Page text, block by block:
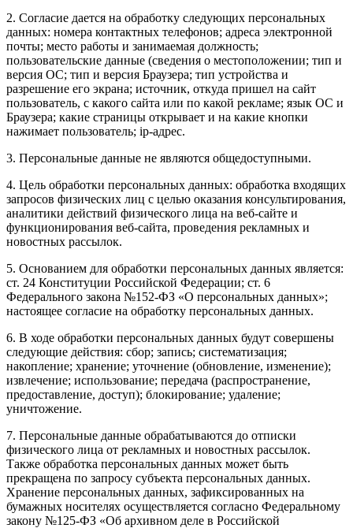
2. Согласие дается на обработку следующих персональных
данных: номера контактных телефонов; адреса электронной
почты; место работы и занимаемая должность;
пользовательские данные (сведения о местоположении; тип и
версия ОС; тип и версия Браузера; тип устройства и
разрешение его экрана; источник, откуда пришел на сайт
пользователь, с какого сайта или по какой рекламе; язык ОС и
Браузера; какие страницы открывает и на какие кнопки
нажимает пользователь; ip-адрес.
3. Персональные данные не являются общедоступными.
4. Цель обработки персональных данных: обработка входящих
запросов физических лиц с целью оказания консультирования,
аналитики действий физического лица на веб-сайте и
функционирования веб-сайта, проведения рекламных и
новостных рассылок.
5. Основанием для обработки персональных данных является:
ст. 24 Конституции Российской Федерации; ст. 6
Федерального закона №152-ФЗ «О персональных данных»;
настоящее согласие на обработку персональных данных.
6. В ходе обработки персональных данных будут совершены
следующие действия: сбор; запись; систематизация;
накопление; хранение; уточнение (обновление, изменение);
извлечение; использование; передача (распространение,
предоставление, доступ); блокирование; удаление;
уничтожение.
7. Персональные данные обрабатываются до отписки
физического лица от рекламных и новостных рассылок.
Также обработка персональных данных может быть
прекращена по запросу субъекта персональных данных.
Хранение персональных данных, зафиксированных на
бумажных носителях осуществляется согласно Федеральному
закону №125-ФЗ «Об архивном деле в Российской